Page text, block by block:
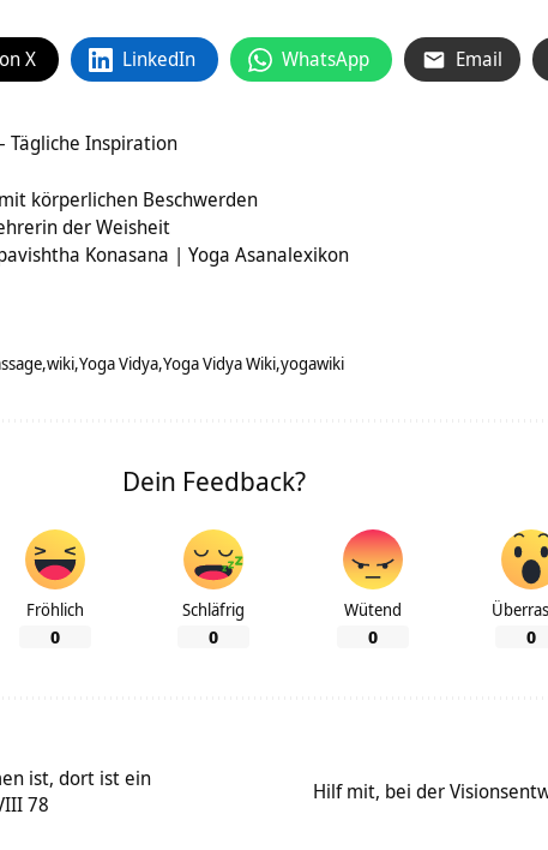
X LinkedIn WhatsApp Email
Tägliche Inspiration
körperlichen Beschwerden
der Weisheit
Konasana | Yoga Asanalexikon
wiki Yoga Vidya Yoga Vidya Wiki yogawiki
Dein Feedback?
Fröhlich
0
Schläfrig
0
Wütend
0 0
ist, dort ist ein
78
Hilf mit, bei der